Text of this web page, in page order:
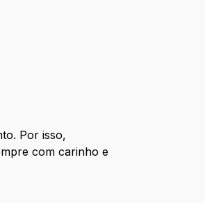
Por isso,
com carinho e